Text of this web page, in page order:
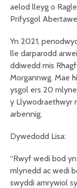
aelod lleyg o
Prifysgol
Yn 2021,
lle darparodd
ddiwedd mis
Morgannwg. Mae
ysgol ers 20
y Llywodraethwyr
arbennig.
Dywedodd Lisa:
“Rwyf wedi bod
mlynedd ac wedi
swyddi amrywiol